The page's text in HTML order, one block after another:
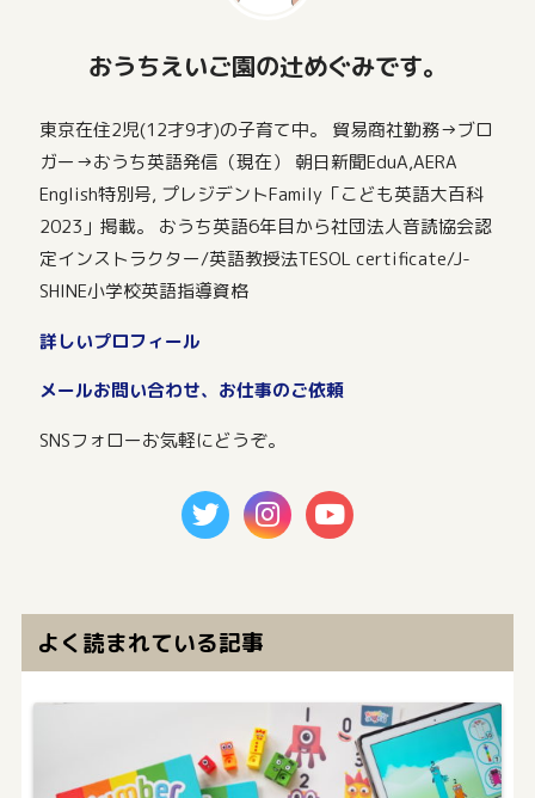
おうちえいご園の辻めぐみです。
東京在住2児(12才9才)の子育て中。 貿易商社勤務→ブロ
ガー→おうち英語発信（現在） 朝日新聞EduA,AERA
English特別号, プレジデントFamily「こども英語大百科
2023」掲載。 おうち英語6年目から社団法人音読協会認
定インストラクター/英語教授法TESOL certificate/J-
SHINE小学校英語指導資格
詳しいプロフィール
メールお問い合わせ、お仕事のご依頼
SNSフォローお気軽にどうぞ。
よく読まれている記事